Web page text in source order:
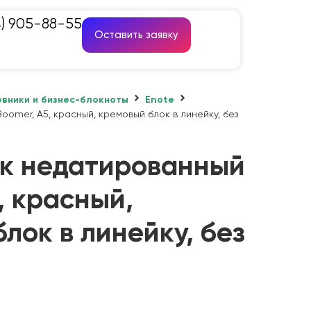
905-88-55
Оставить заявку
и бизнес-блокноты
Enote
А5, красный, кремовый блок в линейку, без
недатированный
красный,
в линейку, без